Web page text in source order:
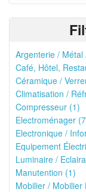
Argenterie /
Café, Hôtel,
Céramique /
Climatisation /
Compresseur (1)
Electroménager
Electronique /
Equipement
Luminaire /
Manutention (1)
Mobilier / Mobilier